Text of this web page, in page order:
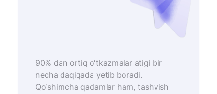
90% dan ortiq o‘tkazmalar atigi bir
necha daqiqada yetib boradi.
Qo‘shimcha qadamlar ham, tashvish